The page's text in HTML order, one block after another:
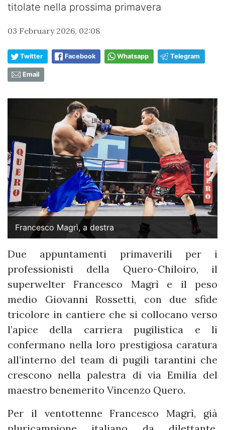
titolate nella prossima primavera
03 February 2026, 02:08
Twitter Facebook Whatsapp Telegram
Email
Francesco Magrì, a destra
Due appuntamenti primaverili per i
professionisti della Quero-Chiloiro, il
superwelter Francesco Magrì e il peso
medio Giovanni Rossetti, con due sfide
tricolore in cantiere che si collocano verso
l’apice della carriera pugilistica e li
confermano nella loro prestigiosa caratura
all’interno del team di pugili tarantini che
crescono nella palestra di via Emilia del
maestro benemerito Vincenzo Quero.
Per il ventottenne Francesco Magrì, già